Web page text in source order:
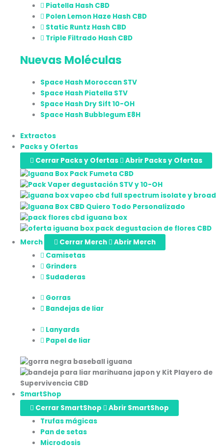
Piatella Hash CBD
Polen Lemon Haze Hash CBD
Static Runtz Hash CBD
Triple Filtrado Hash CBD
Nuevas Moléculas
Space Hash Moroccan STV
Space Hash Piatella STV
Space Hash Dry Sift 10-OH
Space Hash Bubblegum E8H
Extractos
Packs y Ofertas
Cerrar Packs y Ofertas
Abrir Packs y Ofertas
Merch Cerrar Merch
Abrir Merch
Camisetas
Grinders
Sudaderas
Gorras
Bandejas de liar
Lanyards
Papel de liar
SmartShop
Cerrar SmartShop
Abrir SmartShop
Trufas mágicas
Pan de setas
Microdosis